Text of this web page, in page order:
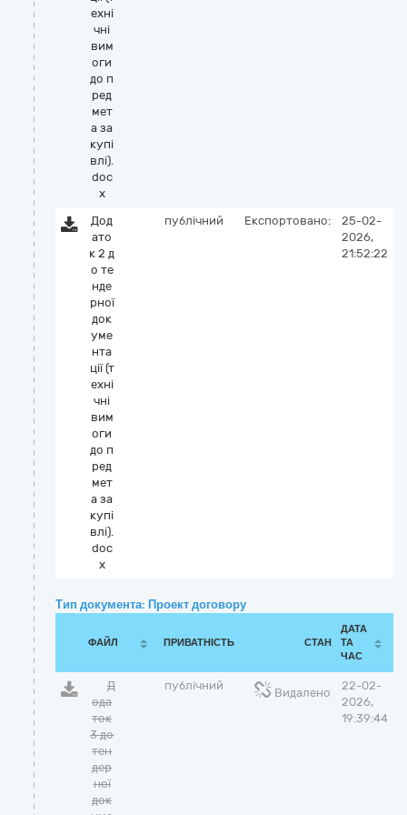
ехні
чні
вим
оги
до п
ред
мет
а за
купі
влі).
doc
x
Дод
ато
к 2 д
о те
нде
рної
док
уме
нта
ції (т
ехні
чні
вим
оги
до п
ред
мет
а за
купі
влі).
doc
x
публічний Експортовано:
25-02-
2026,
21:52:22
Тип документа: Проект договору
ФАЙЛ ПРИВАТНІСТЬ СТАН
ДАТА
ТА
ЧАС
Д
ода
ток
3 до
тен
дер
ної
док
публічний
Видалено
22-02-
2026,
19:39:44